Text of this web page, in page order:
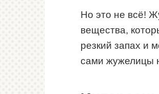
Но это не всё!
вещества,
резкий запах и
сами жужелицы